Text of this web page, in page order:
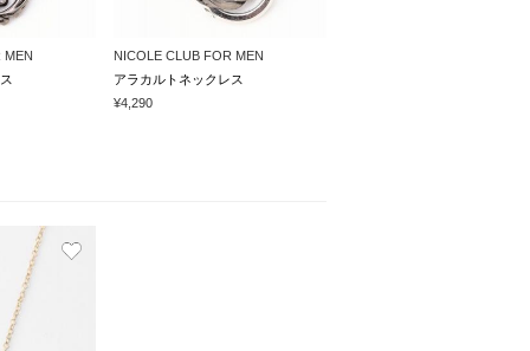
NICOLE CLUB FOR MEN
アラカルトネックレス
¥4,290